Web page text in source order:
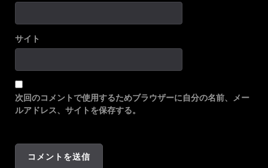
サイト
次回のコメントで使用するためブラウザーに自分の名前、メー
ルアドレス、サイトを保存する。